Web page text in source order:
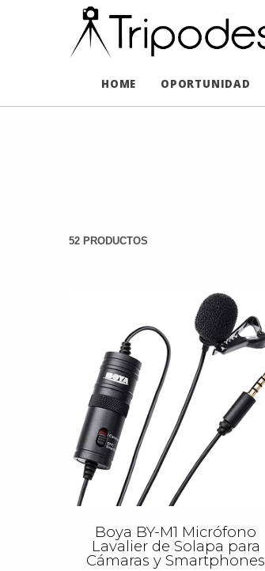
HOME OPORTUNIDAD
52 PRODUCTOS
Boya BY-M1 Micrófono
Lavalier de Solapa para
Cámaras y Smartphones